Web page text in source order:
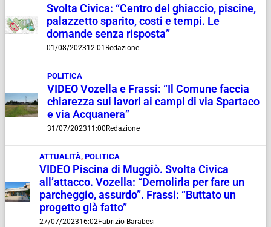
Svolta Civica: “Centro del ghiaccio, piscine,
palazzetto sparito, costi e tempi. Le
domande senza risposta”
01/08/202312:01 Redazione
POLITICA
VIDEO Vozella e Frassi: “Il Comune faccia
chiarezza sui lavori ai campi di via Spartaco
e via Acquanera”
31/07/202311:00Redazione
ATTUALITÀ, POLITICA
VIDEO Piscina di Muggiò. Svolta Civica
all’attacco. Vozella: “Demolirla per fare un
parcheggio, assurdo”. Frassi: “Buttato un
progetto già fatto”
27/07/202316:02Fabrizio Barabesi